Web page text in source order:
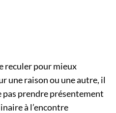
reculer pour mieux
une raison ou une autre, il
prendre présentement
à l’encontre